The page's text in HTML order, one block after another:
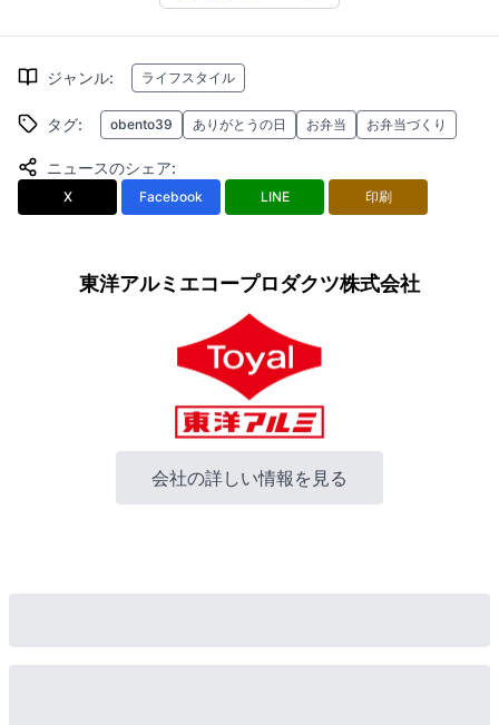
ジャンル: ライフスタイル
タグ: obento39 ありがとうの日 お弁当 お弁当づくり
ニュースのシェア:
X Facebook LINE 印刷
東洋アルミエコープロダクツ株式会社
会社の詳しい情報を見る